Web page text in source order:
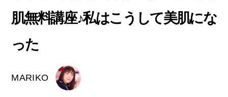
肌無料講座♪私はこうして美肌にな
った
MARIKO